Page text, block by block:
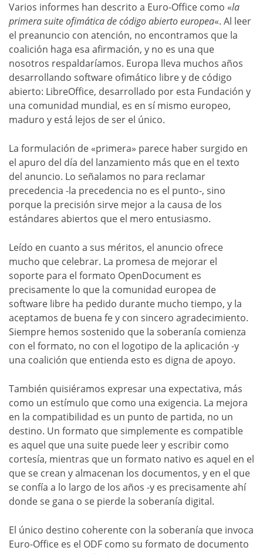
Varios informes han descrito a Euro-Office como «la
primera suite ofimática de código abierto europea«. Al leer
el preanuncio con atención, no encontramos que la
coalición haga esa afirmación, y no es una que
nosotros respaldaríamos. Europa lleva muchos años
desarrollando software ofimático libre y de código
abierto: LibreOffice, desarrollado por esta Fundación y
una comunidad mundial, es en sí mismo europeo,
maduro y está lejos de ser el único.
La formulación de «primera» parece haber surgido en
el apuro del día del lanzamiento más que en el texto
del anuncio. Lo señalamos no para reclamar
precedencia -la precedencia no es el punto-, sino
porque la precisión sirve mejor a la causa de los
estándares abiertos que el mero entusiasmo.
Leído en cuanto a sus méritos, el anuncio ofrece
mucho que celebrar. La promesa de mejorar el
soporte para el formato OpenDocument es
precisamente lo que la comunidad europea de
software libre ha pedido durante mucho tiempo, y la
aceptamos de buena fe y con sincero agradecimiento.
Siempre hemos sostenido que la soberanía comienza
con el formato, no con el logotipo de la aplicación -y
una coalición que entienda esto es digna de apoyo.
También quisiéramos expresar una expectativa, más
como un estímulo que como una exigencia. La mejora
en la compatibilidad es un punto de partida, no un
destino. Un formato que simplemente es compatible
es aquel que una suite puede leer y escribir como
cortesía, mientras que un formato nativo es aquel en el
que se crean y almacenan los documentos, y en el que
se confía a lo largo de los años -y es precisamente ahí
donde se gana o se pierde la soberanía digital.
El único destino coherente con la soberanía que invoca
Euro-Office es el ODF como su formato de documento